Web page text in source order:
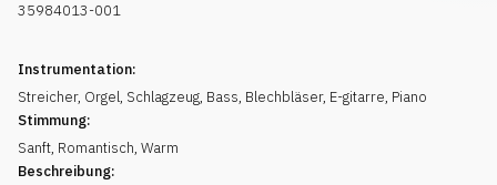
35984013-001
Instrumentation:
Streicher, Orgel, Schlagzeug, Bass, Blechbläser, E-gitarre, Piano
Stimmung:
Sanft, Romantisch, Warm
Beschreibung: